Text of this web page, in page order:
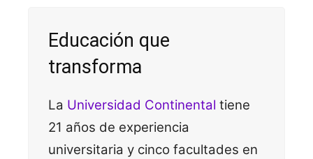
Educación que
transforma
La Universidad Continental tiene
21 años de experiencia
universitaria y cinco facultades en